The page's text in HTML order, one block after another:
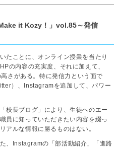
it Kozy！」vol.85～発信
たことに、オンライン授業を当たり
の内容の充実度、それに加えて、
さがある。特に発信力という面で
）、Instagramを追加して、パワー
校長ブログ」により、生徒へのエー
員に知っていただきたい内容を綴っ
アルな情報に勝るものはない。
、Instagramの「部活動紹介」「進路